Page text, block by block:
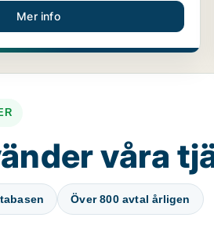
Mer info
våra
Över 800 avtal årligen